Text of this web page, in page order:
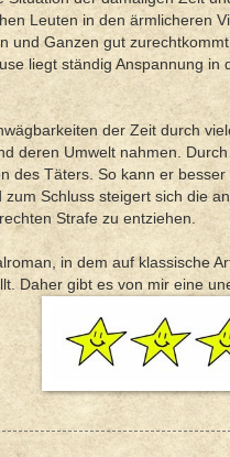
Leuten in den ärmlicheren
und Ganzen gut
liegt ständig Anspannung
der Zeit durch
deren Umwelt nahmen.
des Täters. So kann er
Schluss steigert sich die
Strafe zu entziehen.
in dem auf
Daher gibt es von mir eine